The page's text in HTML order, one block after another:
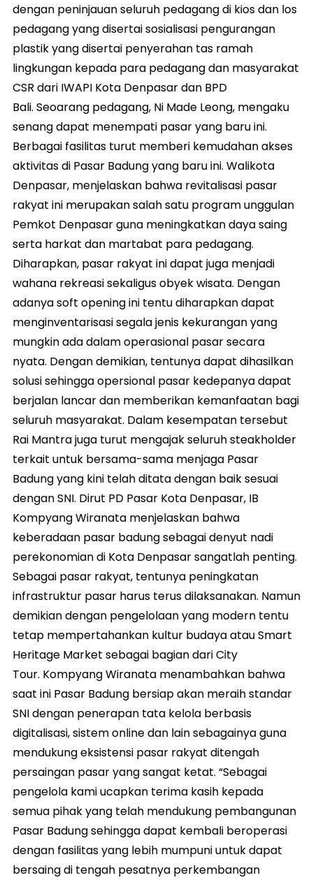
dengan peninjauan seluruh pedagang di kios dan los
pedagang yang disertai sosialisasi pengurangan
plastik yang disertai penyerahan tas ramah
lingkungan kepada para pedagang dan masyarakat
CSR dari IWAPI Kota Denpasar dan BPD
Bali. Seoarang pedagang, Ni Made Leong, mengaku
senang dapat menempati pasar yang baru ini.
Berbagai fasilitas turut memberi kemudahan akses
aktivitas di Pasar Badung yang baru ini. Walikota
Denpasar, menjelaskan bahwa revitalisasi pasar
rakyat ini merupakan salah satu program unggulan
Pemkot Denpasar guna meningkatkan daya saing
serta harkat dan martabat para pedagang.
Diharapkan, pasar rakyat ini dapat juga menjadi
wahana rekreasi sekaligus obyek wisata. Dengan
adanya soft opening ini tentu diharapkan dapat
menginventarisasi segala jenis kekurangan yang
mungkin ada dalam operasional pasar secara
nyata. Dengan demikian, tentunya dapat dihasilkan
solusi sehingga opersional pasar kedepanya dapat
berjalan lancar dan memberikan kemanfaatan bagi
seluruh masyarakat. Dalam kesempatan tersebut
Rai Mantra juga turut mengajak seluruh steakholder
terkait untuk bersama-sama menjaga Pasar
Badung yang kini telah ditata dengan baik sesuai
dengan SNI. Dirut PD Pasar Kota Denpasar, IB
Kompyang Wiranata menjelaskan bahwa
keberadaan pasar badung sebagai denyut nadi
perekonomian di Kota Denpasar sangatlah penting.
Sebagai pasar rakyat, tentunya peningkatan
infrastruktur pasar harus terus dilaksanakan. Namun
demikian dengan pengelolaan yang modern tentu
tetap mempertahankan kultur budaya atau Smart
Heritage Market sebagai bagian dari City
Tour. Kompyang Wiranata menambahkan bahwa
saat ini Pasar Badung bersiap akan meraih standar
SNI dengan penerapan tata kelola berbasis
digitalisasi, sistem online dan lain sebagainya guna
mendukung eksistensi pasar rakyat ditengah
persaingan pasar yang sangat ketat. “Sebagai
pengelola kami ucapkan terima kasih kepada
semua pihak yang telah mendukung pembangunan
Pasar Badung sehingga dapat kembali beroperasi
dengan fasilitas yang lebih mumpuni untuk dapat
bersaing di tengah pesatnya perkembangan